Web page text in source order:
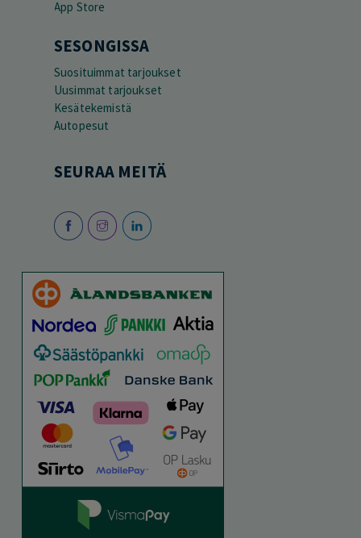
SESONGISSA
Suosituimmat tarjoukset
Uusimmat tarjoukset
Kesätekemistä
Autopesut
SEURAA MEITÄ